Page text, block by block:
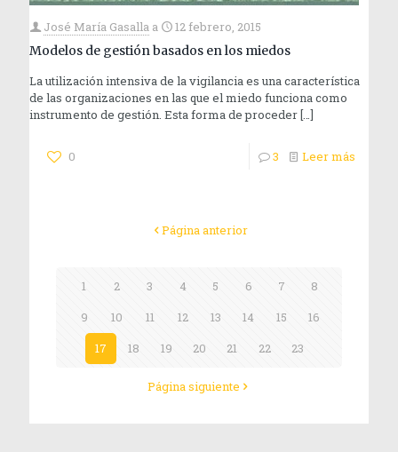
José María Gasalla a
12 febrero, 2015
Modelos de gestión basados en los miedos
La utilización intensiva de la vigilancia es una característica
de las organizaciones en las que el miedo funciona como
instrumento de gestión. Esta forma de proceder[…]
0 3 Leer más
Página anterior
1 2 3 4 5 6 7
8
9
10 11 12 13 14 15
16
17
18 19 20 21 22 23
Página siguiente